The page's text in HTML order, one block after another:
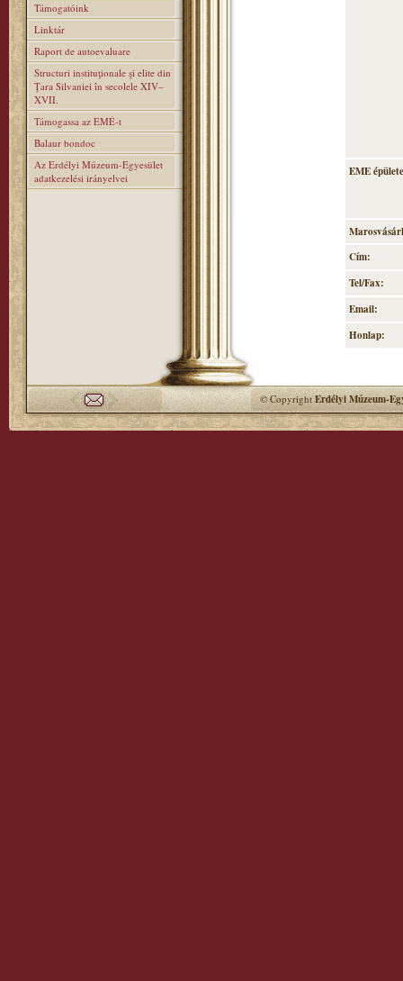
Támogatóink
Linktár
Raport de autoevaluare
Structuri instituţionale şi elite din
Ţara Silvaniei în secolele XIV–
XVII.
Támogassa az EMÉ-t
Balaur bondoc
Az Erdélyi Múzeum-Egyesület
adatkezelési irányelvei
EME
Cím:
Tel/Fax:
Email:
Honlap:
© CopyrightErdélyi Múzeum-